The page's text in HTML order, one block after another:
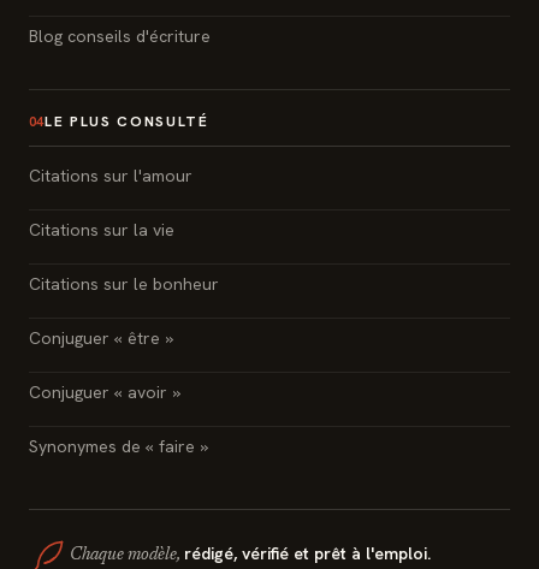
Blog conseils d'écriture
04LE PLUS CONSULTÉ
Citations sur l'amour
Citations sur la vie
Citations sur le bonheur
Conjuguer « être »
Conjuguer « avoir »
Synonymes de « faire »
Chaque modèle, rédigé, vérifié et prêt à l'emploi.